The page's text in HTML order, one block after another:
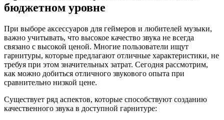
бюджетном уровне
При выборе аксессуаров для геймеров и любителей музыки,
важно учитывать, что высокое качество звука не всегда
связано с высокой ценой. Многие пользователи ищут
гарнитуры, которые предлагают отличные характеристики, не
требуя при этом значительных затрат. Сегодня рассмотрим,
как можно добиться отличного звукового опыта при
сравнительно низкой цене.
Существует ряд аспектов, которые способствуют созданию
качественного звука в доступной гарнитуре: